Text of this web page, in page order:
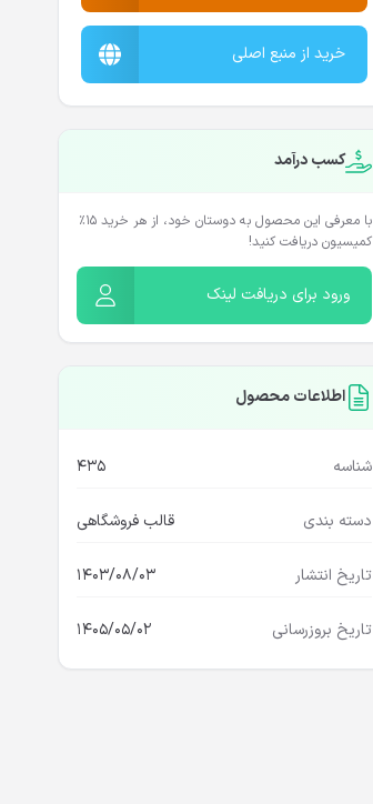
خرید از منبع اصلی
کسب درآمد
با معرفی این محصول به دوستان خود، از هر خرید ۱۵٪
کمیسیون دریافت کنید!
ورود برای دریافت لینک
اطلاعات محصول
شناسه 435
دسته بندی قالب فروشگاهی
تاریخ انتشار 1403/08/03
تاریخ بروزرسانی 1405/05/02